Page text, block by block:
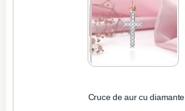
Cruce de aur cu diamante